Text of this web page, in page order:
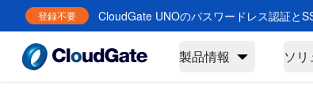
登録不要 CloudGate UNOのパスワードレス認証と
製品情報 ソ